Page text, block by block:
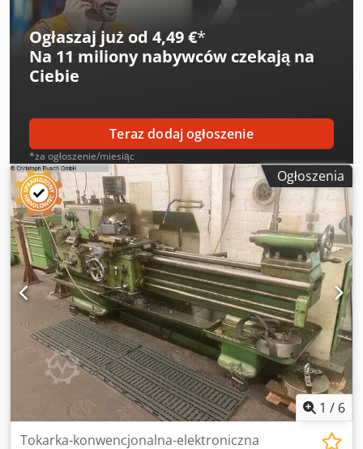
Ogłaszaj już od 4,49 €*
Na 11 miliony nabywców czekają na
Ciebie
Teraz dodaj ogłoszenie
*za ogłoszenie/miesiąc
Ogłoszenia
1 / 6
Tokarka-konwencjonalna-elektroniczna